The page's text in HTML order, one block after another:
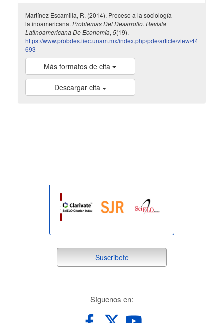
Martínez Escamilla, R. (2014). Proceso a la sociología
latinoamericana. Problemas Del Desarrollo. Revista
Latinoamericana De Economía, 5(19).
https://www.probdes.iiec.unam.mx/index.php/pde/article/view/44
693
Más formatos de cita
Descargar cita
suscribete
Suscribete
Síguenos en: